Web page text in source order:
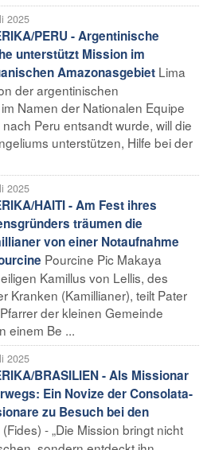
2025
PERU - Argentinische
unterstützt Mission im
Amazonasgebiet Lima
der argentinischen
Namen der Nationalen Equipe
Peru entsandt wurde, will die
unterstützen, Hilfe bei der
2025
HAITI - Am Fest ihres
träumen die
von einer Notaufnahme
Pourcine Pic Makaya
Kamillus von Lellis, des
Kranken (Kamillianer), teilt Pater
der kleinen Gemeinde
einem Be ...
2025
BRASILIEN - Als Missionar
Ein Novize der Consolata-
zu Besuch bei den
- „Die Mission bringt nicht